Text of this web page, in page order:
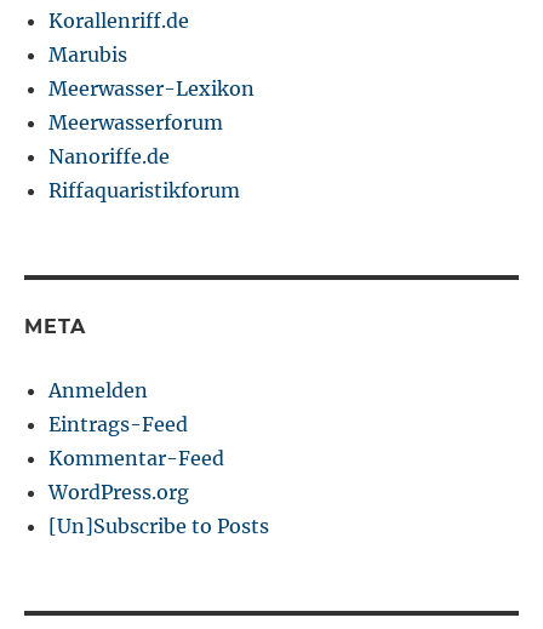
Korallenriff.de
Marubis
Meerwasser-Lexikon
Meerwasserforum
Nanoriffe.de
Riffaquaristikforum
META
Anmelden
Eintrags-Feed
Kommentar-Feed
WordPress.org
[Un]Subscribe to Posts